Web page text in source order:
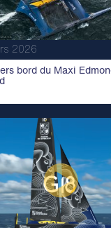
2026
bord du Maxi